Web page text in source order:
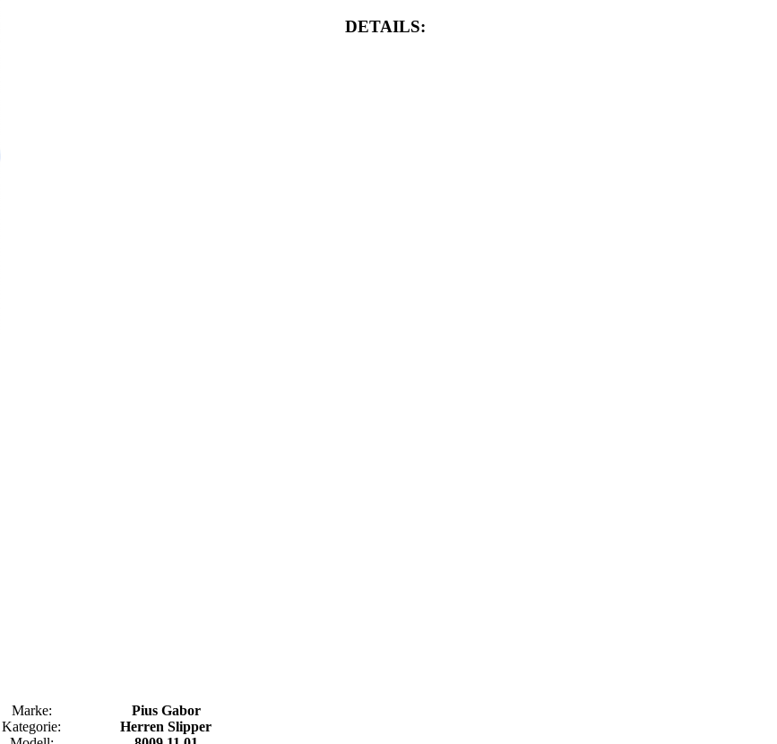
DETAILS:
Marke:
Pius Gabor
Kategorie:
Herren Slipper